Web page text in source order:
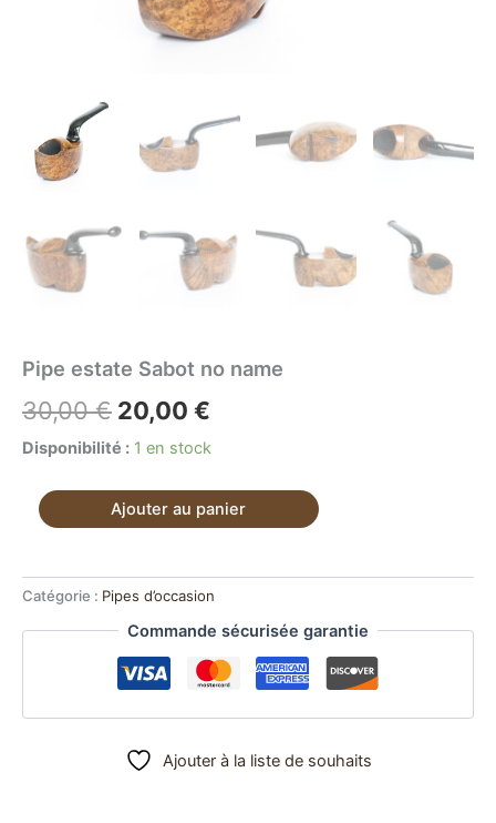
Pipe estate Sabot no name
30,00€ Le
prix
initial
était :
20,00 €
prix
actuel
est :
Disponibilité : 1 en stock
quantité
Sabot
name
Ajouter au panier
Catégorie : Pipes d’occasion
Commande sécurisée garantie
Ajouter à la liste de souhaits